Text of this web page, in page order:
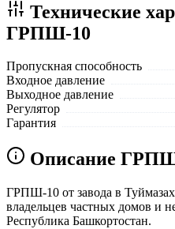
Технические
ГРПШ-10
Пропускная способность
Входное давление
Выходное давление
Регулятор
Гарантия
Описание
ГРПШ-10 от завода в
владельцев частных домов и
Республика Башкортостан.